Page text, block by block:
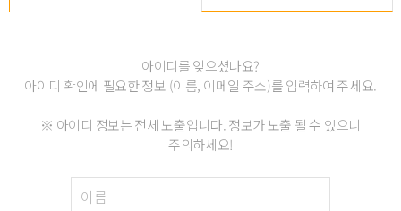
아이디를 잊으셨나요?
아이디 확인에 필요한 정보 (이름, 이메일 주소)를 입력하여 주세요.
※ 아이디 정보는 전체 노출입니다. 정보가 노출 될 수 있으니
주의하세요!